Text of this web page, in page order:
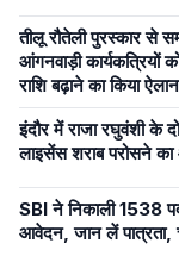
तीलू रौतेली पुरस्कार से
आंगनवाड़ी कार्यकत्रियों
राशि बढ़ाने का किया ऐलान
इंदौर में राजा रघुवंशी के
लाइसेंस शराब परोसने
SBI ने निकाली 1538
आवेदन, जान लें